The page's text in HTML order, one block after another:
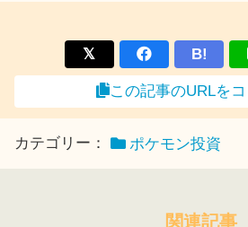
B!
この記事のURLを
カテゴリー： ポケモン投資
関連記事